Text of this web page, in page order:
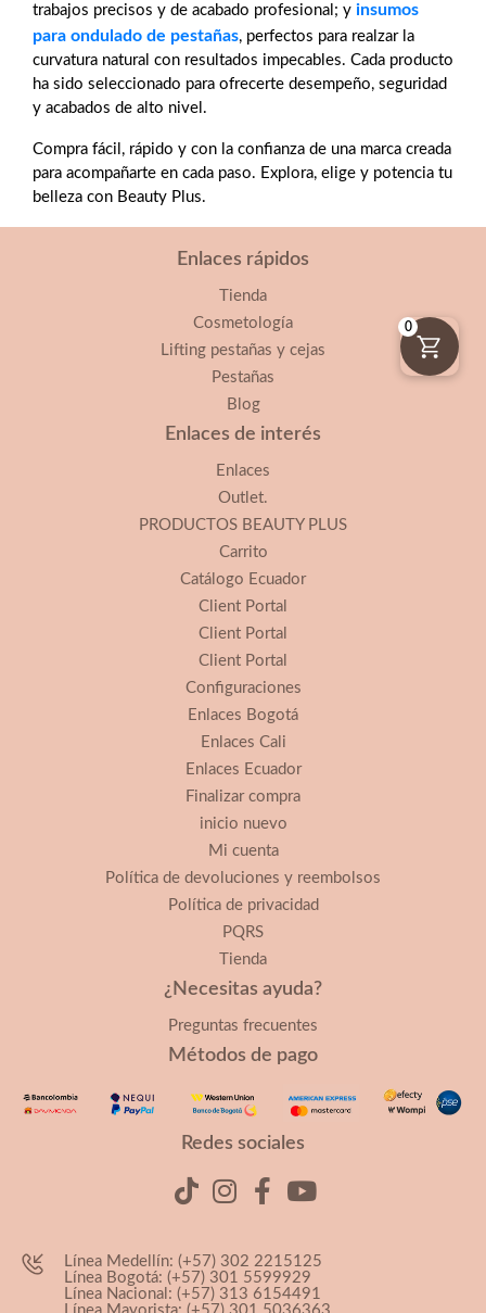
trabajos precisos y de acabado profesional; y insumos
para ondulado de pestañas, perfectos para realzar la
curvatura natural con resultados impecables. Cada producto
ha sido seleccionado para ofrecerte desempeño, seguridad
y acabados de alto nivel.
Compra fácil, rápido y con la confianza de una marca creada
para acompañarte en cada paso. Explora, elige y potencia tu
belleza con Beauty Plus.
Enlaces rápidos
Tienda
Cosmetología
Lifting pestañas y cejas
Pestañas
Blog
Enlaces de interés
Enlaces
Outlet.
PRODUCTOS BEAUTY PLUS
Carrito
Catálogo Ecuador
Client Portal
Client Portal
Client Portal
Configuraciones
Enlaces Bogotá
Enlaces Cali
Enlaces Ecuador
Finalizar compra
inicio nuevo
Mi cuenta
Política de devoluciones y reembolsos
Política de privacidad
PQRS
Tienda
¿Necesitas ayuda?
Preguntas frecuentes
Métodos de pago
Redes sociales
Línea Medellín: (+57) 302 2215125
Línea Bogotá: (+57) 301 5599929
Línea Nacional: (+57) 313 6154491
0